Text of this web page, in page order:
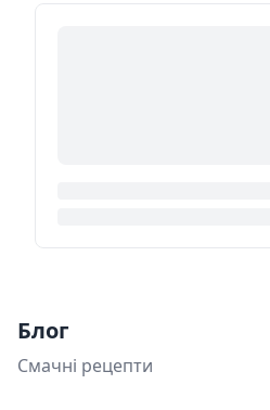
Блог
Смачні рецепти